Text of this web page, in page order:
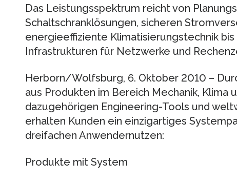
Das Leistungsspektrum reicht von
Schaltschranklösungen, sicheren
energieeffiziente Klimatisierungstechnik
Infrastrukturen für Netzwerke und
Herborn/Wolfsburg, 6. Oktober 2010 –
aus Produkten im Bereich Mechanik, Klima
dazugehörigen Engineering-Tools und
erhalten Kunden ein einzigartiges
dreifachen Anwendernutzen:
Produkte mit System